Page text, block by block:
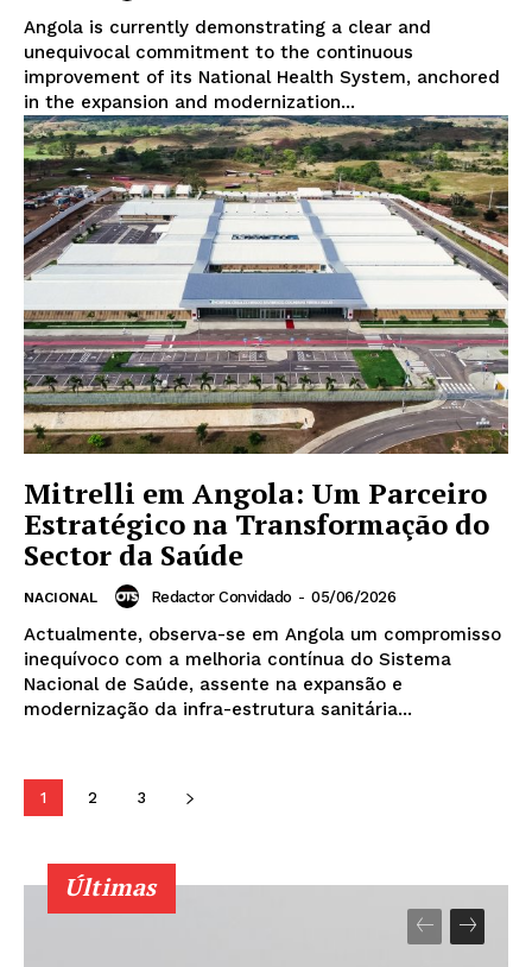
ASSINAR
A Empresa
Sobre nós
Diretrizes Editoriais
Política de Privacidade
Contactos
Planos de assinatura
Minha conta
Angola is currently demonstrating a clear and
unequivocal commitment to the continuous
improvement of its National Health System, anchored
in the expansion and modernization...
Mitrelli em Angola: Um Parceiro
Estratégico na Transformação do
Sector da Saúde
NACIONAL Redactor Convidado - 05/06/2026
Actualmente, observa-se em Angola um compromisso
inequívoco com a melhoria contínua do Sistema
Nacional de Saúde, assente na expansão e
modernização da infra-estrutura sanitária...
1 2 3
Últimas